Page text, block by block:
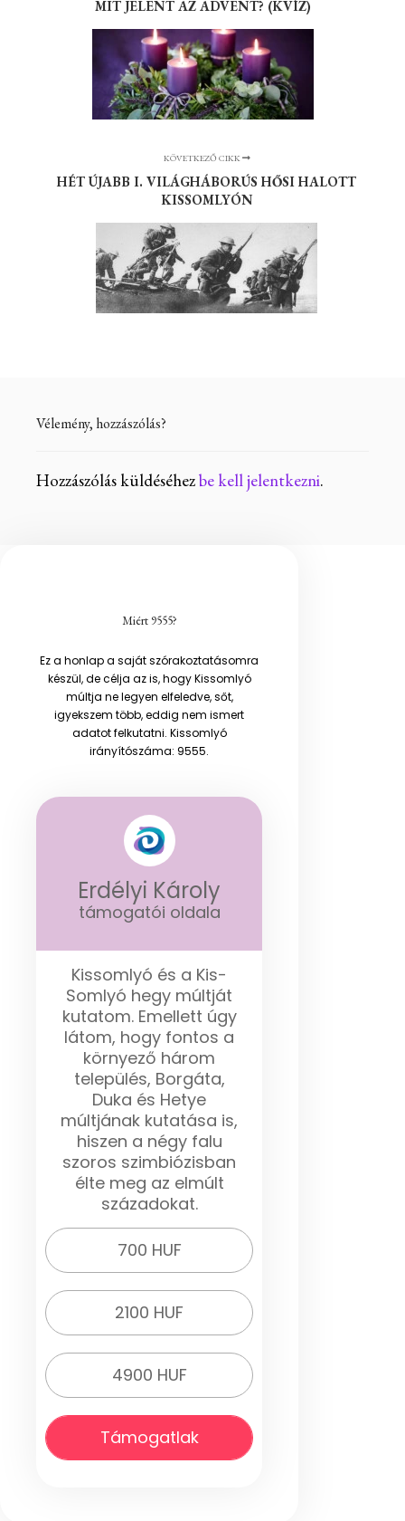
MIT JELENT AZ ADVENT? (KVÍZ)
KÖVETKEZŐ CIKK
HÉT ÚJABB I. VILÁGHÁBORÚS HŐSI HALOTT
KISSOMLYÓN
Vélemény, hozzászólás?
Hozzászólás küldéséhezbe kell jelentkezni.
Miért 9555?
Ez a honlap a saját szórakoztatásomra
készül, de célja az is, hogy Kissomlyó
múltja ne legyen elfeledve, sőt,
igyekszem több, eddig nem ismert
adatot felkutatni. Kissomlyó
irányítószáma: 9555.
Erdélyi Károly
támogatói oldala
Kissomlyó és a Kis-
Somlyó hegy múltját
kutatom. Emellett úgy
látom, hogy fontos a
környező három
település, Borgáta,
Duka és Hetye
múltjának kutatása is,
hiszen a négy falu
szoros szimbiózisban
élte meg az elmúlt
századokat.
700 HUF
2100 HUF
4900 HUF
Támogatlak